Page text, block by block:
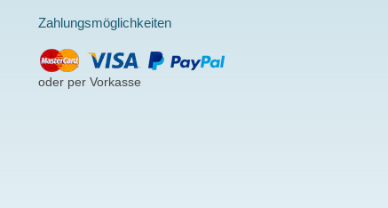
Zahlungsmöglichkeiten
oder per Vorkasse